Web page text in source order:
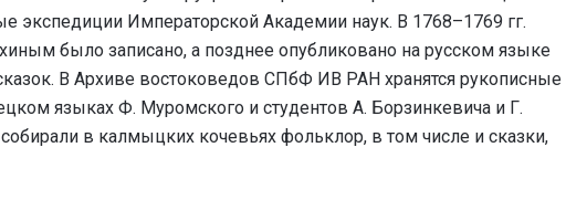
экспедиции Императорской Академии наук. В 1768–1769 гг.
было записано, а позднее опубликовано на русском языке
В Архиве востоковедов СПбФ ИВ РАН хранятся рукописные
языках Ф. Муромского и студентов А. Борзинкевича и Г.
в калмыцких кочевьях фольклор, в том числе и сказки,